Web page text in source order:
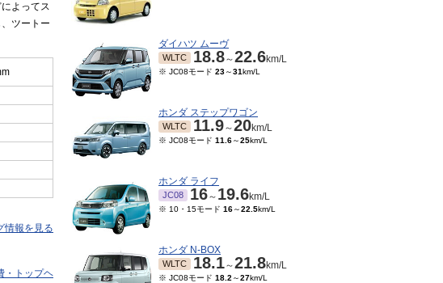
よってス
ツートー
情報を見る
・トップヘ
ダイハツ ムーヴ
WLTC 18.8～22.6km/L
※ JC08モード 23～31km/L
ホンダ ステップワゴン
WLTC 11.9～20km/L
※ JC08モード 11.6～25km/L
ホンダ ライフ
JC08 16～ 19.6km/L
※ 10・15モード 16～22.5km/L
ホンダ N-BOX
WLTC 18.1～21.8km/L
※ JC08モード 18.2 ～27km/L